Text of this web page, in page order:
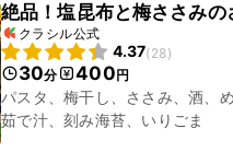
絶品！塩昆布と梅ささみの
クラシル公式
4.37(28)
30分 400円
パスタ、梅干し、ささみ、酒、
茹で汁、刻み海苔、いりごま